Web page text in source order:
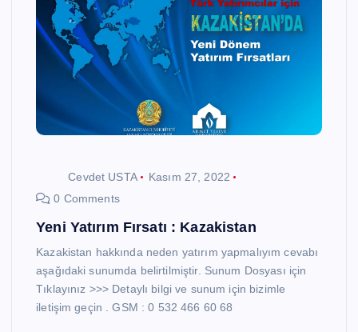
Cevdet USTA
Kasım 27, 2022
0 Comments
Yeni Yatırım Fırsatı : Kazakistan
Kazakistan hakkında neden yatırım yapmalıyım cevabı
aşağıdaki sunumda belirtilmiştir. Sunum Dosyası için
Tıklayınız >>> Detaylı bilgi ve sunum için bizimle
iletişim geçin . GSM : 0 532 466 60 68